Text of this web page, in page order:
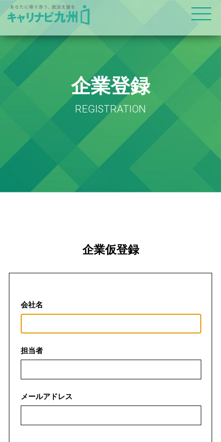
企業登録
REGISTRATION
企業仮登録
会社名
担当者
メールアドレス